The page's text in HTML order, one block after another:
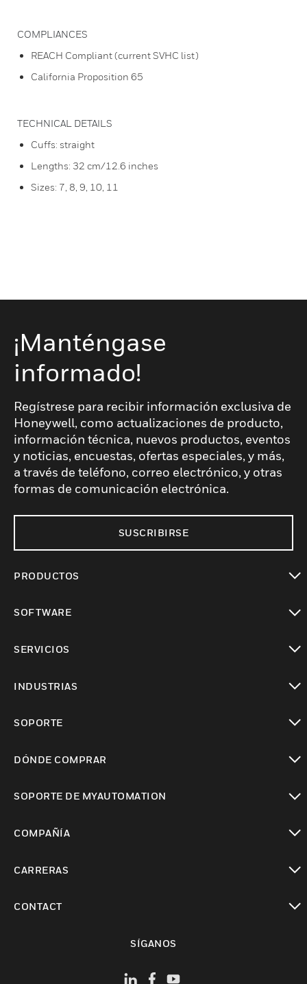
COMPLIANCES
REACH Compliant (current SVHC list)
California Proposition 65
TECHNICAL DETAILS
Cuffs: straight
Lengths: 32 cm/12.6 inches
Sizes: 7, 8, 9, 10, 11
¡Manténgase
informado!
Regístrese para recibir información exclusiva de
Honeywell, como actualizaciones de producto,
información técnica, nuevos productos, eventos
y noticias, encuestas, ofertas especiales, y más,
a través de teléfono, correo electrónico, y otras
formas de comunicación electrónica.
SUSCRIBIRSE
PRODUCTOS
SOFTWARE
SERVICIOS
INDUSTRIAS
SOPORTE
DÓNDE COMPRAR
SOPORTE DE MYAUTOMATION
COMPAÑÍA
CARRERAS
CONTACT
SÍGANOS